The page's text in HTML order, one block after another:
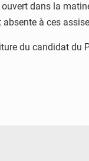
dans la
à ces
du candidat